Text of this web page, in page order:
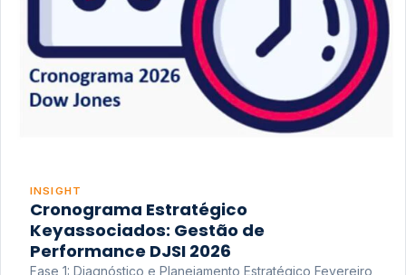
INSIGHT
Cronograma Estratégico
Keyassociados: Gestão de
Performance DJSI 2026
Fase 1: Diagnóstico e Planejamento Estratégico Fevereiro